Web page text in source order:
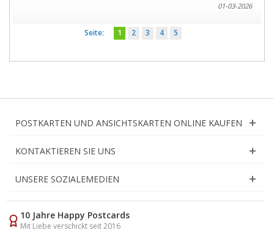
01-03-2026
Seite: 1 2 3 4 5
POSTKARTEN UND ANSICHTSKARTEN ONLINE KAUFEN
KONTAKTIEREN SIE UNS
UNSERE SOZIALEMEDIEN
10 Jahre Happy Postcards
Mit Liebe verschickt seit 2016